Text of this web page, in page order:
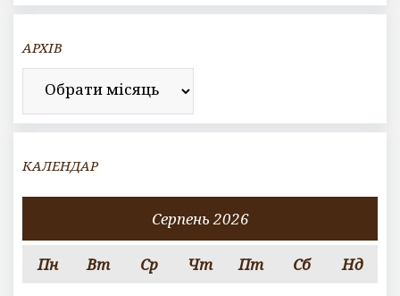
АРХІВ
Архів
КАЛЕНДАР
Серпень 2026
Пн Вт Ср Чт Пт Сб Нд